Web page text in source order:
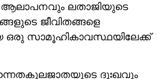
ലതാജിയുടെ
ജീവിതങ്ങളെ
ഒരു സാമൂഹികാവസ്ഥയിലേക്ക്
ഉന്നതകുലജാതയുടെ ദുഃഖവും